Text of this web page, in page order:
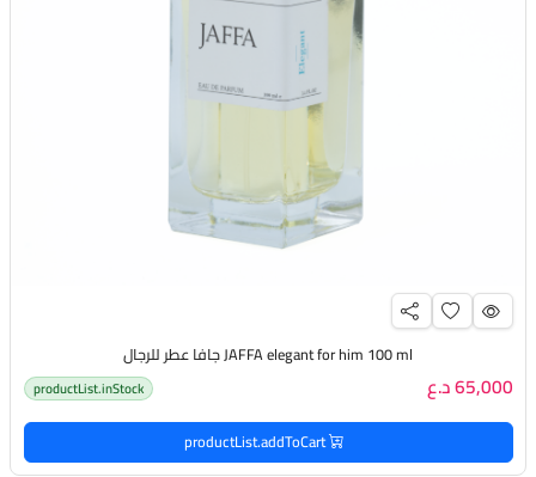
JAFFA elegant for him 100 ml جافا عطر للرجال
65,000 د.ع productList.inStock
productList.addToCart